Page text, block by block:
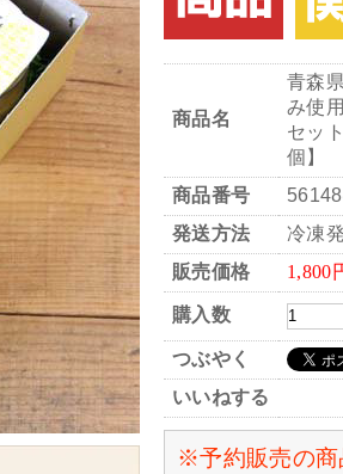
商品名
青森
み使
セッ
個】
商品番号
発送方法
冷凍
販売価格
1,800
購入数
つぶやく
いいねする
※予約販売の商